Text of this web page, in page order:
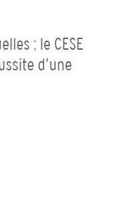
: le CESE
d’une